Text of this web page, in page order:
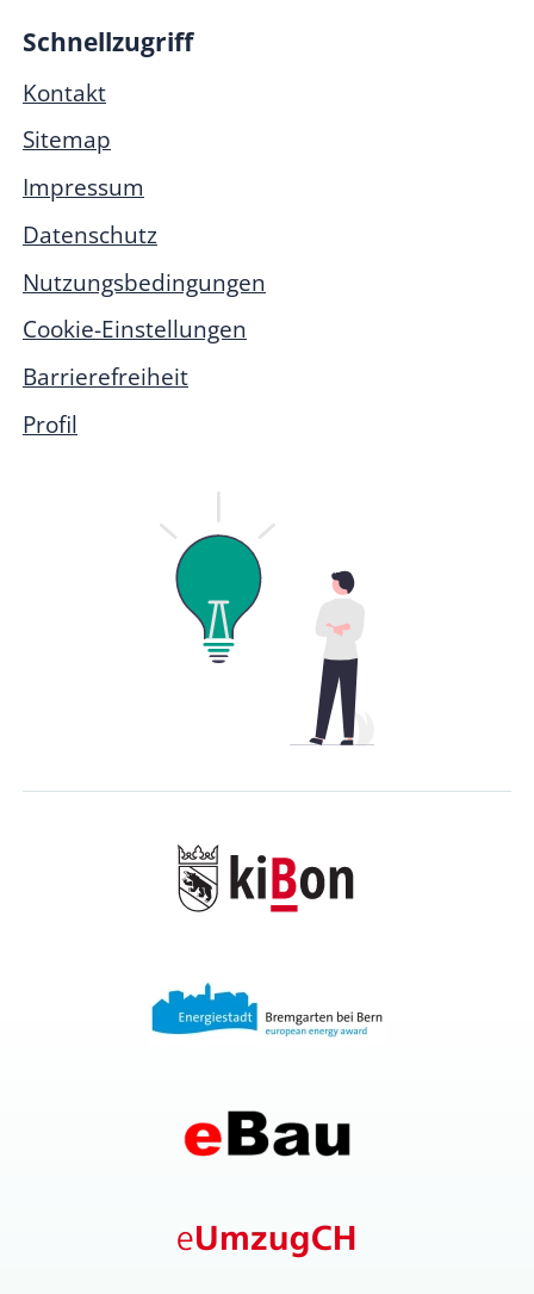
Schnellzugriff
Kontakt
Sitemap
Impressum
Datenschutz
Nutzungsbedingungen
Cookie-Einstellungen
Barrierefreiheit
Profil